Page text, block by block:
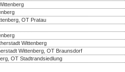
OT Pratau
Wittenberg
Wittenberg, OT Braunsdorf
OT Stadtrandsiedlung